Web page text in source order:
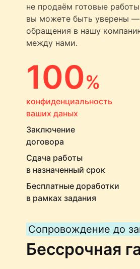
не продаём готовые
вы можете быть уверены —
обращения в нашу
между нами.
100%
конфиденциальность
ваших даных
Заключение
договора
Сдача работы
в назначенный срок
Бесплатные доработки
в рамках задания
Сопровождение до
Бессрочная